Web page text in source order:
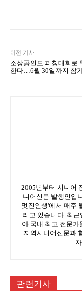
이전 기사
소상공인도 피칭대회로
한다…6월 30일까지 참
2005년부터 시니어
니어신문 발행인입
멋진인생'에서 매주
리고 있습니다. 최
아 국내 최고 전문
지역시니어신문과
관련기사